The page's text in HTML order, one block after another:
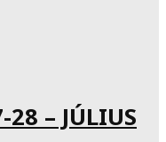
– JÚLIUS